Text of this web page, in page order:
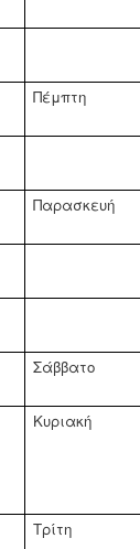
Πέμπτη
Παρασκευή
Σάββατο
Κυριακή
Τρίτη